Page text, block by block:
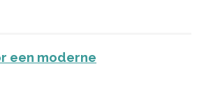
een moderne